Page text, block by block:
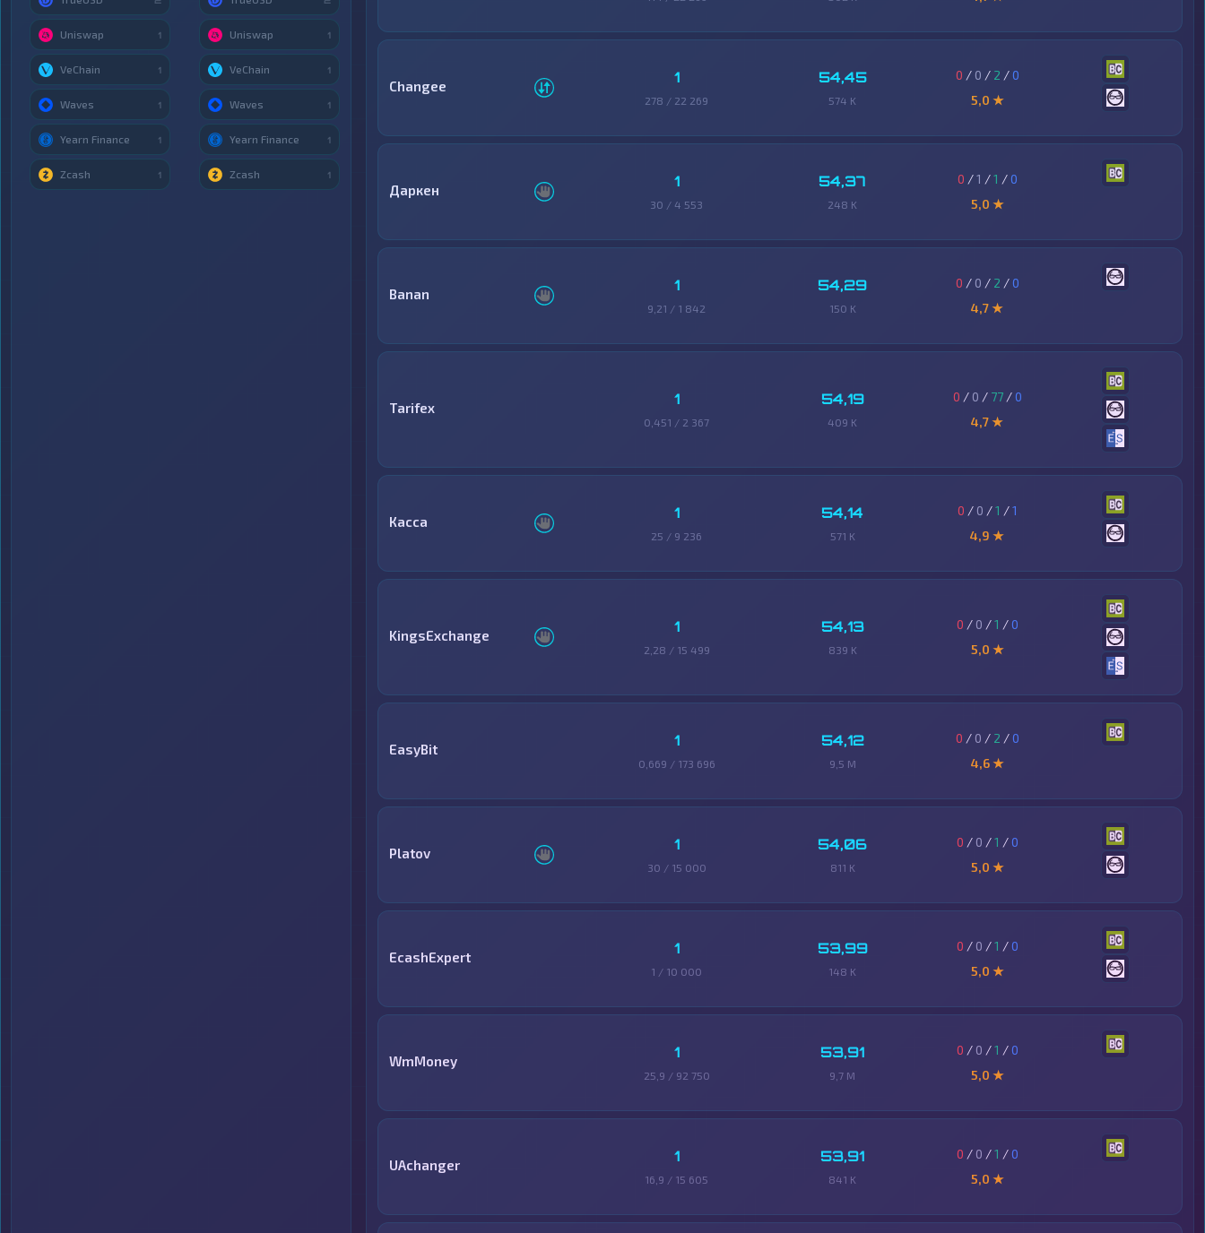
Changee 1
278 / 22 269
54,45
574 K
0 / 0 / 2 /0
5,0 ★
Даркен 1
30 / 4 553
54,37
248 K
0 /1 /1 /0
5,0 ★
Banan 1
9,21 / 1 842
54,29
150 K
0 / 0 / 2 /0
4,7 ★
Tarifex 1
0,451 / 2 367
54,19
409 K
0 / 0 / 77/0
4,7 ★
Касса 1
25 / 9 236
54,14
571 K
0 / 0 /1 /1
4,9 ★
KingsExchange 1
2,28 / 15 499
54,13
839 K
0 / 0 /1 /0
5,0 ★
EasyBit 1
0,669 / 173 696
54,12
9,5 M
0 / 0 / 2 /0
4,6 ★
Platov 1
30 / 15 000
54,06
811 K
0 / 0 /1 /0
5,0 ★
EcashExpert 1
1 / 10 000
53,99
148 K
0 / 0 /1 /0
5,0 ★
WmMoney 1
25,9 / 92 750
53,91
9,7 M
0 / 0 /1 /0
5,0 ★
UAchanger 1
16,9 / 15 605
53,91
841 K
0 / 0 /1 /0
5,0 ★
Uniswap 1
VeChain 1
Waves 1
Yearn Finance 1
Zcash 1
Uniswap 1
VeChain 1
Waves 1
Yearn Finance 1
Zcash 1